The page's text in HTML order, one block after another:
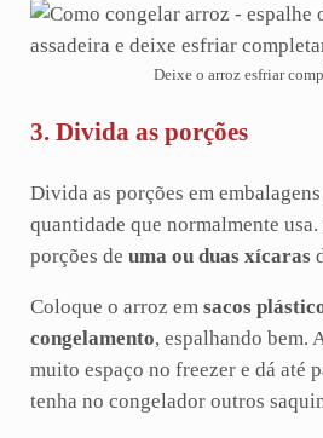
Deixe o arroz esfriar
3. Divida as porções
Divida as porções em
quantidade que normalmente
porções de uma ou duas xícaras
Coloque o arroz em sacos
congelamento, espalhando bem.
muito espaço no freezer e dá até
tenha no congelador outros